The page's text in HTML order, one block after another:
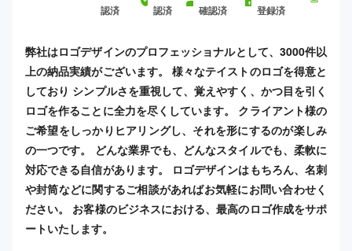
認済
認済
確認済
登録済
弊社はロゴデザインのプロフェッショナルとして、3000件以
上の納品実績がございます。 様々なテイストのロゴを得意と
しており シンプルさを重視して、覚えやすく、かつ目を引く
ロゴを作ることに全力を尽くしています。 クライアント様の
ご希望をしっかりヒアリングし、それを形にするのが楽しみ
の一つです。 どんな業界でも、どんなスタイルでも、柔軟に
対応できる自信があります。 ロゴデザインはもちろん、名刺
や封筒などに関するご相談があればお気軽にお問い合わせく
ださい。 お客様のビジネスにおける、最高のロゴ作成をサポ
ートいたします。